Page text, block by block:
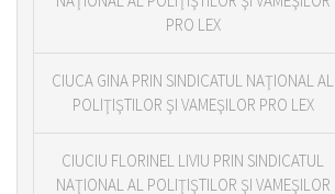
PRO LEX
CIUCA GINA PRIN SINDICATUL NAŢIONAL AL
POLIŢIŞTILOR ŞI VAMEŞILOR PRO LEX
CIUCIU FLORINEL LIVIU PRIN SINDICATUL
NAŢIONAL AL POLIŢIŞTILOR ŞI VAMEŞILOR